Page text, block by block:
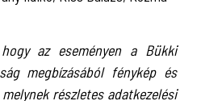
az eseményen a Bükki
megbízásából fénykép és
részletes adatkezelési